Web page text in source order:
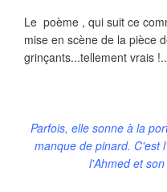
Le poème , qui suit ce
mise en scène de la pièce
grinçants...tellement vrais
Parfois, elle sonne à la
manque de pinard. C'est
l'Ahmed et